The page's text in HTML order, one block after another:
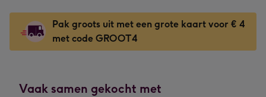
-
166
x
-
Pak groots uit met een grote kaart voor € 4
met code GROOT4
Vaak samen gekocht met